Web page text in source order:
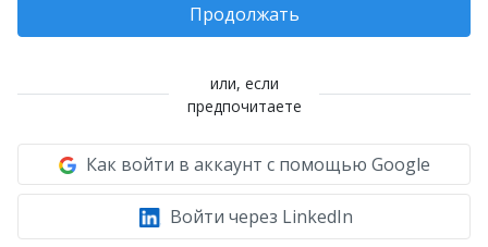
Продолжать
или, если
предпочитаете
Как войти в аккаунт с помощью Google
Войти через LinkedIn